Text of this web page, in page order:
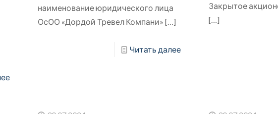
наименование юридического лица
ОсОО «Дордой Тревел Компани» […]
Читать далее
Закрытое
[…]